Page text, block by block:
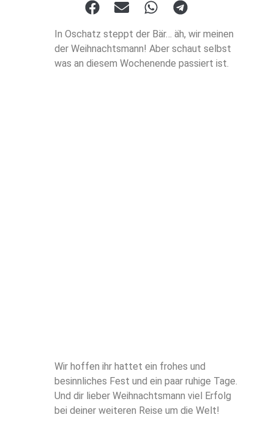
In Oschatz steppt der Bär… äh, wir meinen
der Weihnachtsmann! Aber schaut selbst
was an diesem Wochenende passiert ist.
Wir hoffen ihr hattet ein frohes und
besinnliches Fest und ein paar ruhige Tage.
Und dir lieber Weihnachtsmann viel Erfolg
bei deiner weiteren Reise um die Welt!